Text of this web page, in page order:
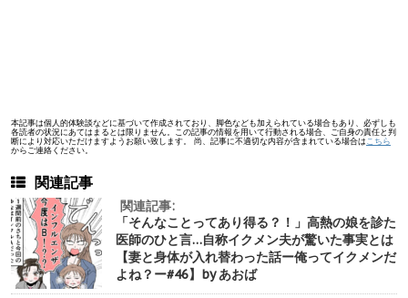
本記事は個人的体験談などに基づいて作成されており、脚色なども加えられている場合もあり、必ずしも
各読者の状況にあてはまるとは限りません。この記事の情報を用いて行動される場合、ご自身の責任と判
断により対応いただけますようお願い致します。 尚、記事に不適切な内容が含まれている場合は こちら
からご連絡ください。
関連記事
関連記事:
「そんなことってあり得る？！」高熱の娘を診た
医師のひと言…自称イクメン夫が驚いた事実とは
【妻と身体が入れ替わった話ー俺ってイクメンだ
よね？ー#46】by あおば